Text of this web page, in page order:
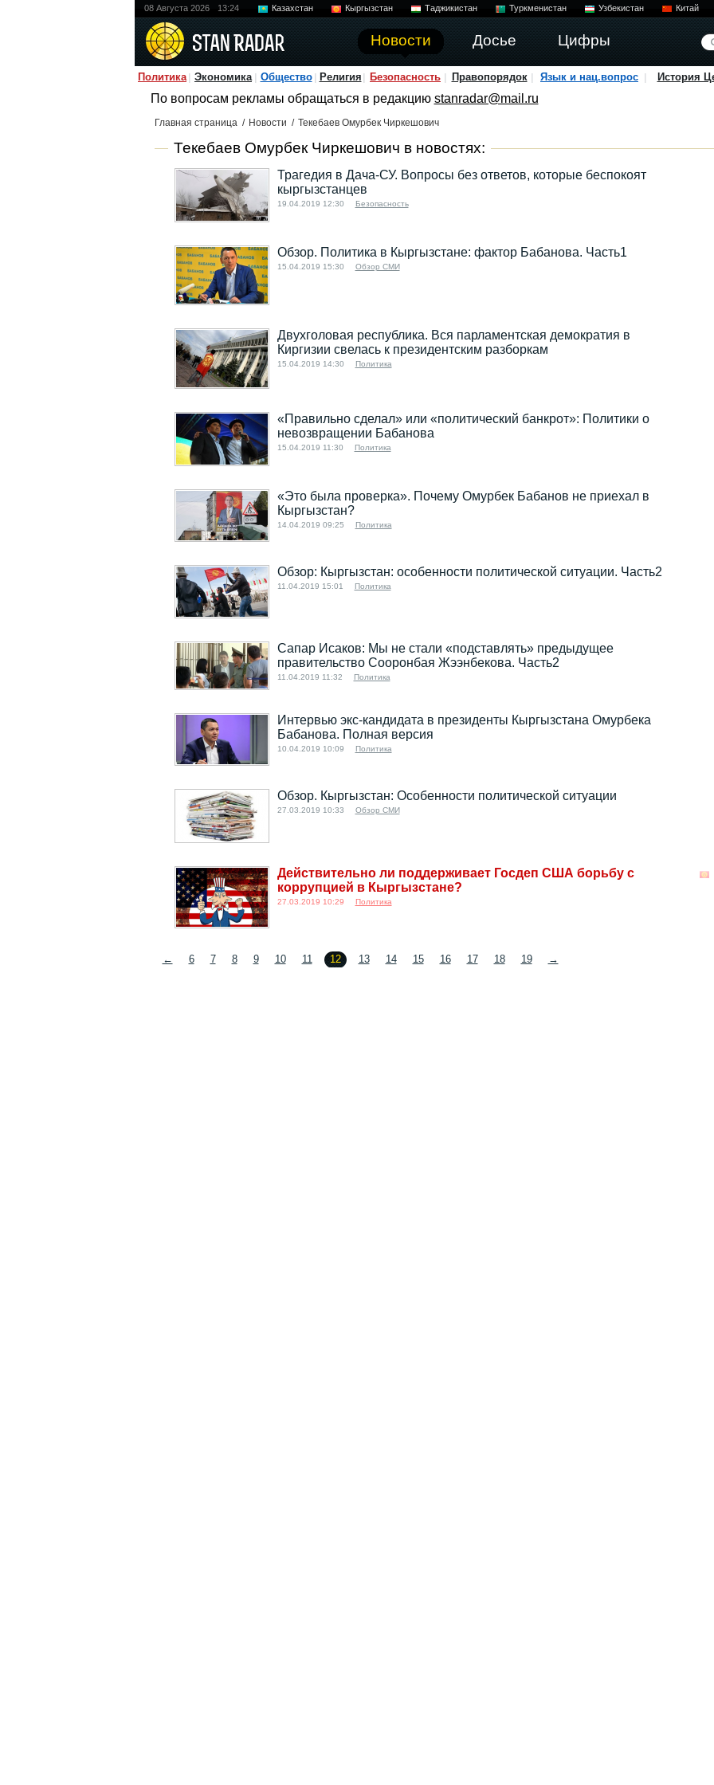
08 Августа 2026 13:24 Казахстан Кыргызстан Таджикистан Туркменистан Узбекистан Китай
Новости Досье Цифры
Политика Экономика Общество Религия Безопасность Правопорядок Язык и нац.вопрос История
По вопросам рекламы обращаться в редакцию stanradar@mail.ru
Главная страница / Новости / Текебаев Омурбек Чиркешович
Текебаев Омурбек Чиркешович в новостях:
Трагедия в Дача-СУ. Вопросы без ответов, которые беспокоят
кыргызстанцев
19.04.2019 12:30 Безопасность
Обзор. Политика в Кыргызстане: фактор Бабанова. Часть1
15.04.2019 15:30 Обзор СМИ
Двухголовая республика. Вся парламентская демократия в
Киргизии свелась к президентским разборкам
15.04.2019 14:30 Политика
«Правильно сделал» или «политический банкрот»: Политики о
невозвращении Бабанова
15.04.2019 11:30 Политика
«Это была проверка». Почему Омурбек Бабанов не приехал в
Кыргызстан?
14.04.2019 09:25 Политика
Обзор: Кыргызстан: особенности политической ситуации. Часть2
11.04.2019 15:01 Политика
Сапар Исаков: Мы не стали «подставлять» предыдущее
правительство Сооронбая Жээнбекова. Часть2
11.04.2019 11:32 Политика
Интервью экс-кандидата в президенты Кыргызстана Омурбека
Бабанова. Полная версия
10.04.2019 10:09 Политика
Обзор. Кыргызстан: Особенности политической ситуации
27.03.2019 10:33 Обзор СМИ
Действительно ли поддерживает Госдеп США борьбу с
коррупцией в Кыргызстане?
27.03.2019 10:29 Политика
← 6 7 8 9 10 11 12 13 14 15 16 17 18 19 →